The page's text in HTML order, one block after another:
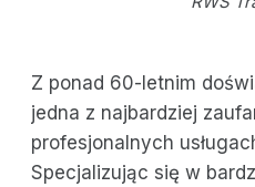
Z ponad 60-letnim
jedna z najbardziej
profesjonalnych
Specjalizując się w